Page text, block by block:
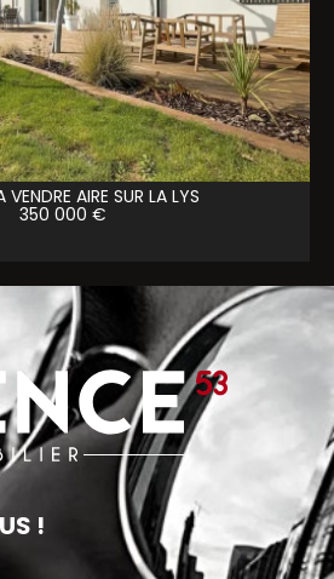
VENDRE AIRE SUR LA LYS
350 000 €
!